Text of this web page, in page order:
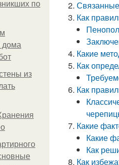
по
дома
из
Как
Какие
Как
Как
Какие
Какие
Как
Как